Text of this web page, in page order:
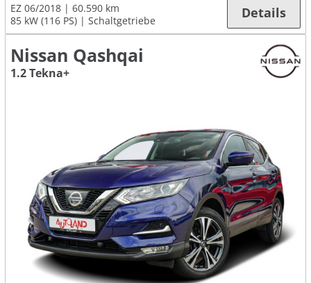
EZ 06/2018
60.590 km
85 kW (116 PS)
Schaltgetriebe Details
Nissan Qashqai
1.2 Tekna+